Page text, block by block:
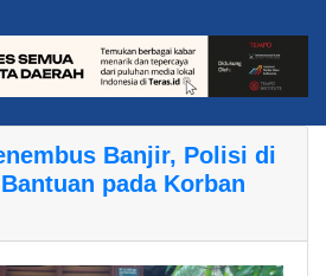
Banjir, Polisi di
pada Korban